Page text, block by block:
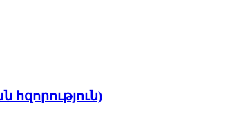
հզորություն)